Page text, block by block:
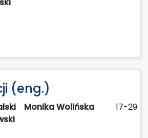
(eng.)
Monika Wolińska
17-29